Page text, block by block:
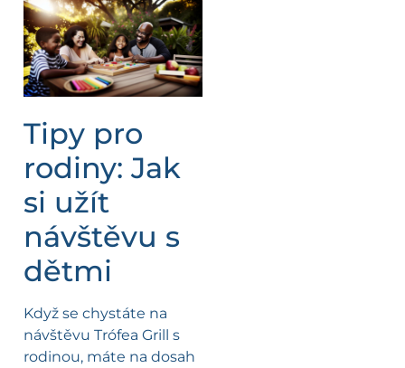
Tipy pro
rodiny: Jak
si užít
návštěvu s
dětmi
Když se chystáte na
návštěvu Trófea Grill s
rodinou, máte na dosah